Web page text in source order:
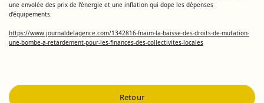
une envolée des prix de l’énergie et une inflation qui dope les dépenses
d’équipements.
https://www.journaldelagence.com/1342816-fnaim-la-baisse-des-droits-de-mutation-
une-bombe-a-retardement-pour-les-finances-des-collectivites-locales
Retour